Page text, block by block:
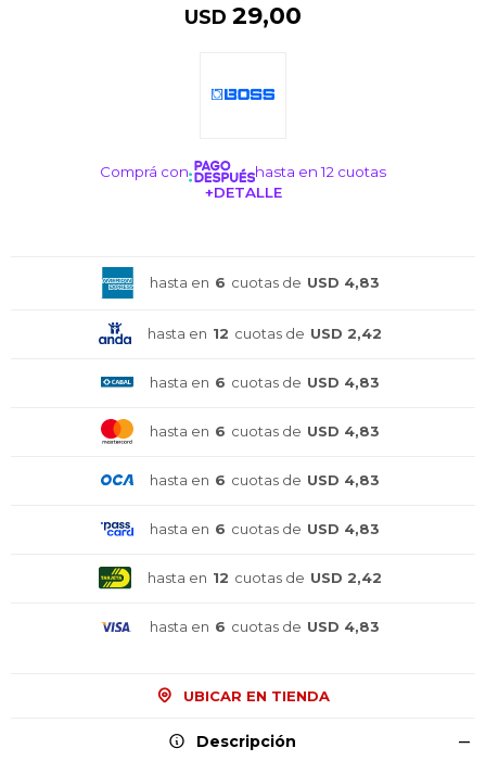
USD 29,00
Comprá con
hasta en 12 cuotas
+DETALLE
hasta en 6 cuotas de USD 4,83
hasta en 12 cuotas de USD 2,42
hasta en 6 cuotas de USD 4,83
hasta en 6 cuotas de USD 4,83
hasta en 6 cuotas de USD 4,83
hasta en 6 cuotas de USD 4,83
hasta en 12 cuotas de USD 2,42
hasta en 6 cuotas de USD 4,83
UBICAR EN TIENDA
Descripción
Comprá ahora y Pagá
¡Sumate a la forma más ágil de
12 cuotas * ¡Solo con tu cédula!
Verifica si estás calificado para comprar con
Comprá ahora y Pagá
¡Sumate a la forma más ágil de
12 cuotas * ¡Solo con tu cédula!
Verifica si estás calificado para comprar con
Comprá ahora y Pagá
¡Sumate a la forma más ágil de
12 cuotas * ¡Solo con tu cédula!
Verifica si estás calificado para comprar con